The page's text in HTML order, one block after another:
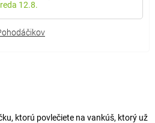
12.8.
ktorú povlečiete na vankúš, ktorý už